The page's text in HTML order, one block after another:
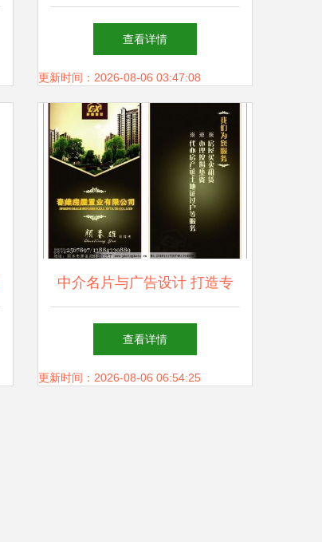
传播效果的完美结合
查看详情
更新时间：2026-08-06 03:47:08
中介名片与广告设计 打造专
业视觉助手的代理服务
查看详情
更新时间：2026-08-06 06:54:25